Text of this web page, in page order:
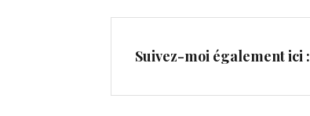
Suivez-moi également ici :